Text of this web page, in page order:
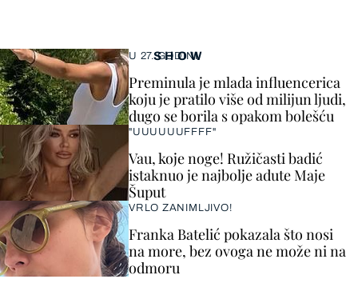
SHOW
U 27. GODINI
Preminula je mlada influencerica
koju je pratilo više od milijun ljudi,
dugo se borila s opakom bolešću
"UUUUUUFFFF"
Vau, koje noge! Ružičasti badić
istaknuo je najbolje adute Maje
Šuput
VRLO ZANIMLJIVO!
Franka Batelić pokazala što nosi
na more, bez ovoga ne može ni na
odmoru